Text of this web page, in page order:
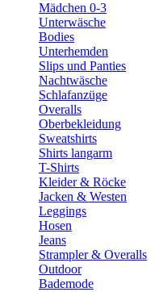
Mädchen 0-3
Unterwäsche
Bodies
Unterhemden
Slips und Panties
Nachtwäsche
Schlafanzüge
Overalls
Oberbekleidung
Sweatshirts
Shirts langarm
T-Shirts
Kleider & Röcke
Jacken & Westen
Leggings
Hosen
Jeans
Strampler & Overalls
Outdoor
Bademode